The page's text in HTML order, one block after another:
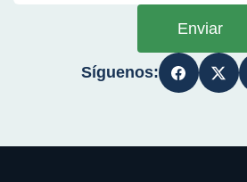
Enviar
Síguenos: